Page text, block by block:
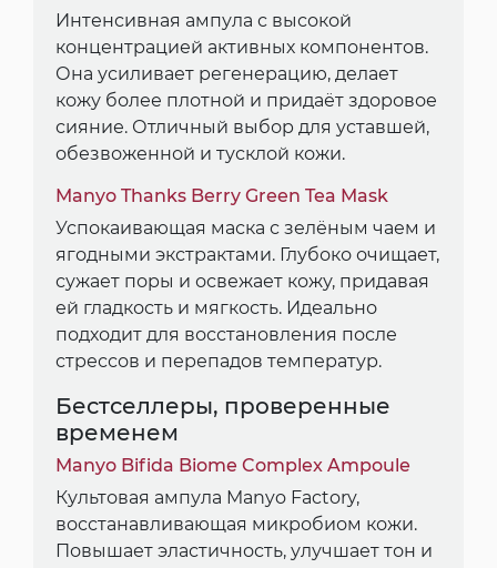
Интенсивная ампула с высокой
концентрацией активных компонентов.
Она усиливает регенерацию, делает
кожу более плотной и придаёт здоровое
сияние. Отличный выбор для уставшей,
обезвоженной и тусклой кожи.
Manyo Thanks Berry Green Tea Mask
Успокаивающая маска с зелёным чаем и
ягодными экстрактами. Глубоко очищает,
сужает поры и освежает кожу, придавая
ей гладкость и мягкость. Идеально
подходит для восстановления после
стрессов и перепадов температур.
Бестселлеры, проверенные
временем
Manyo Bifida Biome Complex Ampoule
Культовая ампула Manyo Factory,
восстанавливающая микробиом кожи.
Повышает эластичность, улучшает тон и